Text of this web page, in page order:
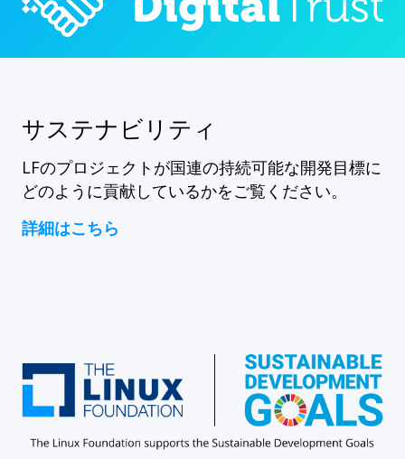
サステナビリティ
LFのプロジェクトが国連の持続可能な開発目標に
どのように貢献しているかをご覧ください。
詳細はこちら